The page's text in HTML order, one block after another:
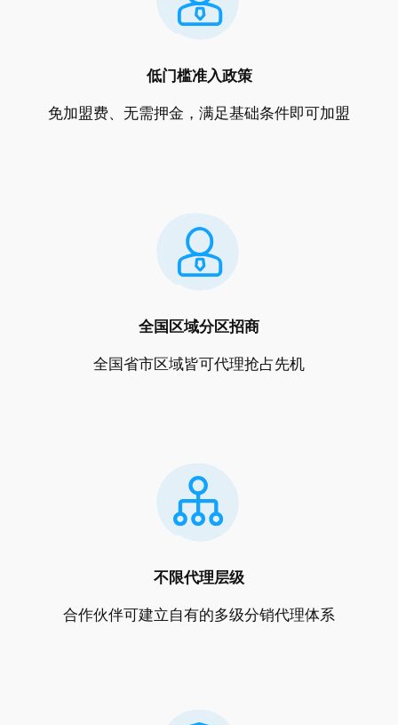
低门槛准入政策
免加盟费、无需押金，满足基础条件即可加盟
全国区域分区招商
全国省市区域皆可代理抢占先机
不限代理层级
合作伙伴可建立自有的多级分销代理体系